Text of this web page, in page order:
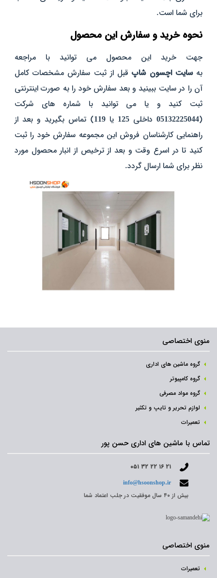
برای شما است.
نحوه خرید و سفارش این محصول
جهت خرید این محصول می توانید با مراجعه
بهسایتاچسونشاپ قبل از ثبت سفارش مشخصات کامل
آن را در سایت ببینید و بعد سفارش خود را به صورت اینترنتی
ثبت کنید و یا می توانید با شماره های شرکت
(
05132225044 داخلی125 یا119) تماس بگیرید و بعد از
راهنمایی کارشناسان فروش این مجموعه سفارش خود را ثبت
کنید تا در اسرع وقت و بعد از ترخیص از انبار محصول مورد
نظر برای شما ارسال گردد.
منوی اختصاصی
گروه ماشین های اداری
گروه کامپیوتر
گروه مواد مصرفی
لوازم تحریر و تایپ و تکثیر
تعمیرات
تماس با ماشین های اداری حسن پور
۰۵۱ ۳۲ ۲۲ ۱۶ ۲۱
info@hsoonshop.ir
بیش از ۴۰ سال موفقیت در جلب اعتماد شما
منوی اختصاصی
تعمیرات